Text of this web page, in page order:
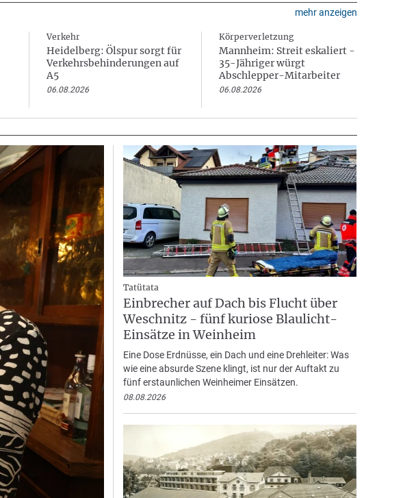
mehr anzeigen
Verkehr
Heidelberg: Ölspur sorgt für
Verkehrsbehinderungen auf
A5
06.08.2026
Körperverletzung
Mannheim: Streit eskaliert -
35-Jähriger würgt
Abschlepper-Mitarbeiter
06.08.2026
Tatütata
Einbrecher auf Dach bis Flucht über
Weschnitz - fünf kuriose Blaulicht-
Einsätze in Weinheim
Eine Dose Erdnüsse, ein Dach und eine Drehleiter: Was
wie eine absurde Szene klingt, ist nur der Auftakt zu
fünf erstaunlichen Weinheimer Einsätzen.
08.08.2026